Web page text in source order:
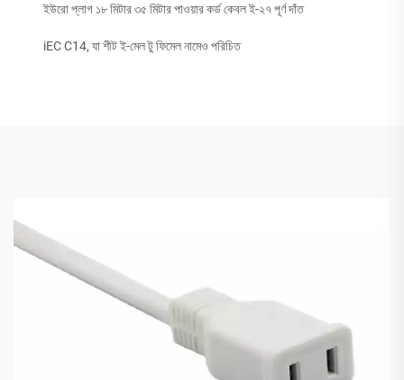
ইউরো প্লাগ ১৮ মিটার ৩৫ মিটার পাওয়ার কর্ড কেবল ই-২৭ পূর্ণ দাঁত
iEC C14, যা শীট ই-মেল টু ফিমেল নামেও পরিচিত